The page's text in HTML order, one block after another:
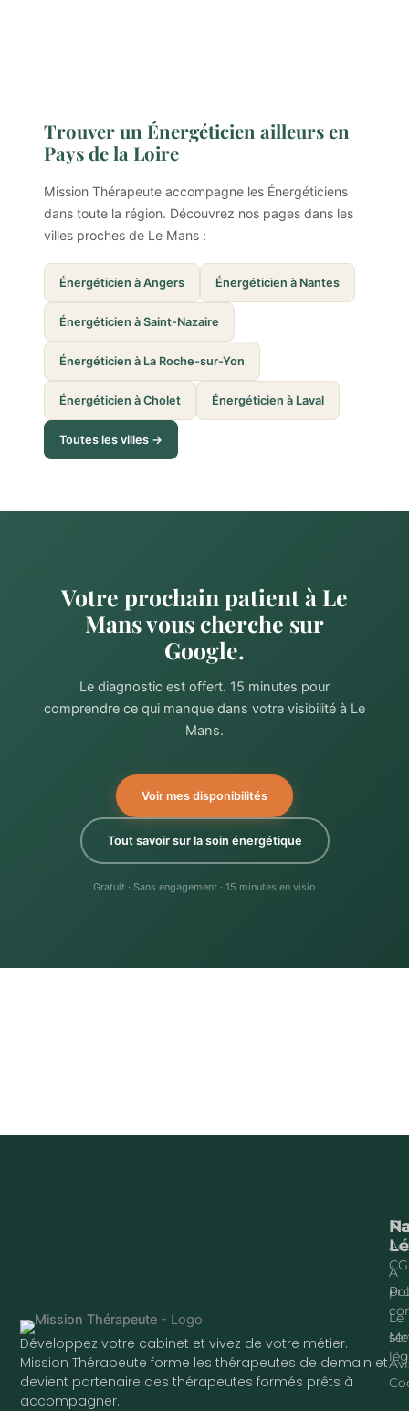
Trouver un Énergéticien ailleurs en
Pays de la Loire
Mission Thérapeute accompagne les Énergéticiens
dans toute la région. Découvrez nos pages dans les
villes proches de Le Mans :
Énergéticien à Angers Énergéticien à Nantes
Énergéticien à Saint-Nazaire
Énergéticien à La Roche-sur-Yon
Énergéticien à Cholet Énergéticien à Laval
Toutes les villes →
Votre prochain patient à Le
Mans vous cherche sur
Google.
Le diagnostic est offert. 15 minutes pour
comprendre ce qui manque dans votre visibilité à Le
Mans.
Voir mes disponibilités
Tout savoir sur la soin énergétique
Gratuit · Sans engagement · 15 minutes en visio
Développez votre cabinet et vivez de votre métier.
Mission Thérapeute forme les thérapeutes de demain et
devient partenaire des thérapeutes formés prêts à
accompagner.
À
Le